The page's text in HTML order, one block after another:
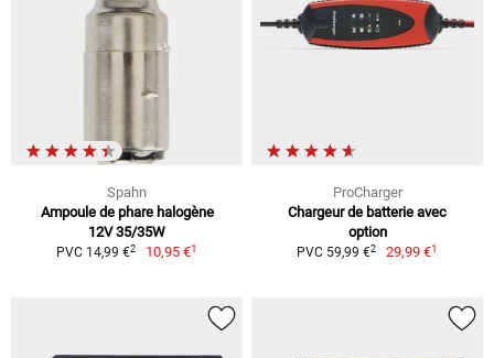
Spahn
Ampoule de phare halogène
12V 35/35W
PVC 14,99 €2 10,95 €1
ProCharger
Chargeur de batterie avec
option
PVC 59,99 €2 29,99 €1